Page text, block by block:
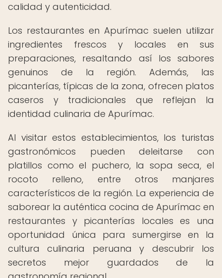
calidad y autenticidad.
Los restaurantes en Apurímac suelen utilizar
ingredientes frescos y locales en sus
preparaciones, resaltando así los sabores
genuinos de la región. Además, las
picanterías, típicas de la zona, ofrecen platos
caseros y tradicionales que reflejan la
identidad culinaria de Apurímac.
Al visitar estos establecimientos, los turistas
gastronómicos pueden deleitarse con
platillos como el puchero, la sopa seca, el
rocoto relleno, entre otros manjares
característicos de la región. La experiencia de
saborear la auténtica cocina de Apurímac en
restaurantes y picanterías locales es una
oportunidad única para sumergirse en la
cultura culinaria peruana y descubrir los
secretos mejor guardados de la